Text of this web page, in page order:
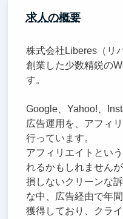
求人の概要
株式会社Liberes（リ
創業した少数精鋭の
す。
Google、Yahoo!、
広告運用を、アフィ
行っています。
アフィリエイトとい
れるかもしれません
損しないクリーンな
な中、広告経由で年
獲得しており、クラ